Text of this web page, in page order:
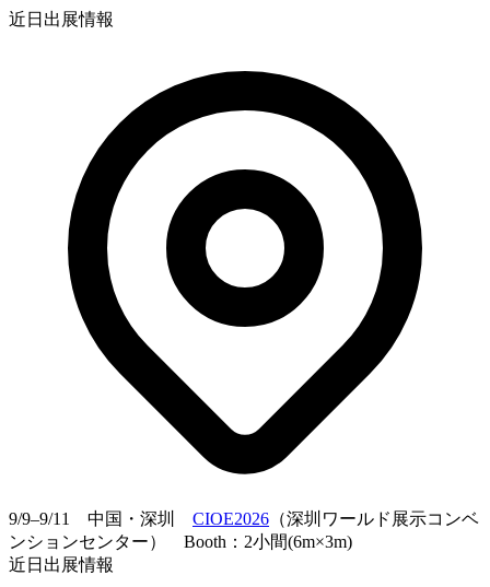
近日出展情報
9/9–9/11 中国・深圳 CIOE2026 （深圳ワールド展示コンベ
ンションセンター） Booth：2小間(6m×3m)
近日出展情報